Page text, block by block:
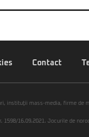
Contact
instituţii mass-media, firme de
1598/16.09.2021. Jocurile de